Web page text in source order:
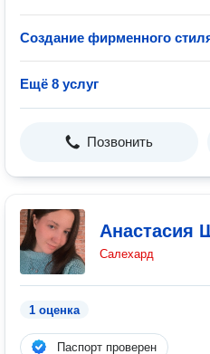
Создание фирменного
Ещё 8 услуг
Позвонить
Анастасия
Салехард
1 оценка
Паспорт проверен